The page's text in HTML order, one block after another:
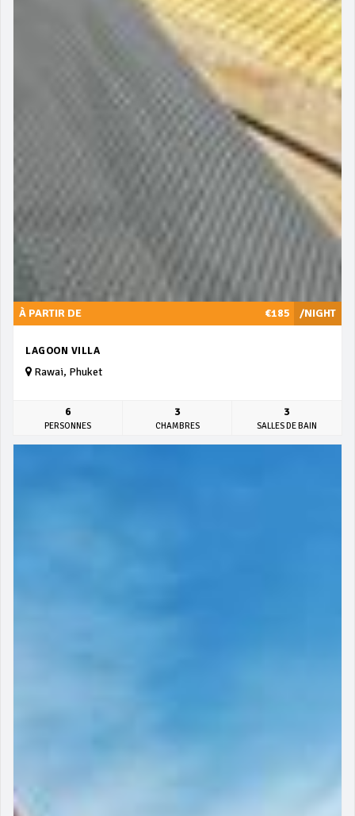
/NIGHT
À PARTIR DE €185
LAGOON VILLA
Rawai, Phuket
6
PERSONNES
3
CHAMBRES
3
SALLES DE BAIN